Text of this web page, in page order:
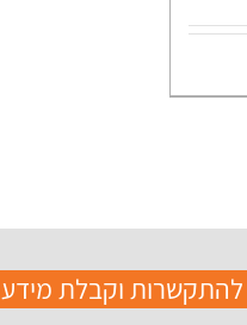
להתקשרות וקבלת מידע